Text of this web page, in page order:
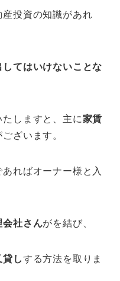
投資の知識があれ
てはいけないことな
しますと、主に家賃
ざいます。
ればオーナー様と入
会社さんがを結び、
しする方法を取りま